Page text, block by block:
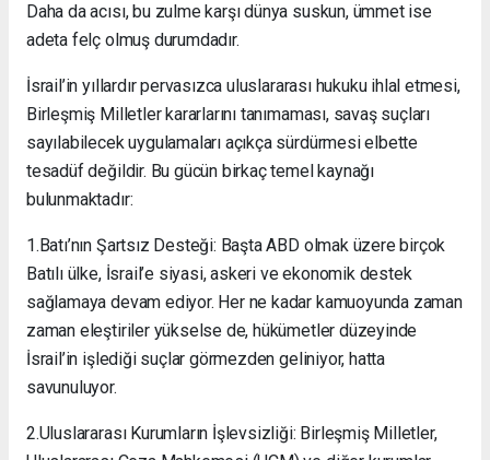
Daha da acısı, bu zulme karşı dünya suskun, ümmet ise
adeta felç olmuş durumdadır.
İsrail’in yıllardır pervasızca uluslararası hukuku ihlal etmesi,
Birleşmiş Milletler kararlarını tanımaması, savaş suçları
sayılabilecek uygulamaları açıkça sürdürmesi elbette
tesadüf değildir. Bu gücün birkaç temel kaynağı
bulunmaktadır:
1.Batı’nın Şartsız Desteği: Başta ABD olmak üzere birçok
Batılı ülke, İsrail’e siyasi, askeri ve ekonomik destek
sağlamaya devam ediyor. Her ne kadar kamuoyunda zaman
zaman eleştiriler yükselse de, hükümetler düzeyinde
İsrail’in işlediği suçlar görmezden geliniyor, hatta
savunuluyor.
2.Uluslararası Kurumların İşlevsizliği: Birleşmiş Milletler,